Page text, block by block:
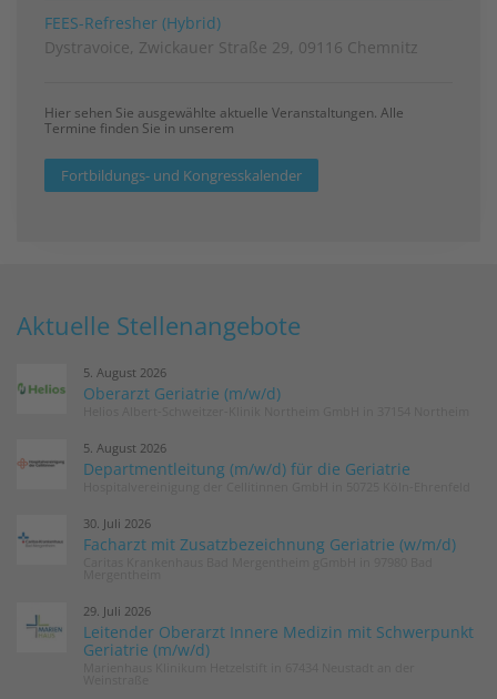
FEES-Refresher (Hybrid)
Dystravoice, Zwickauer Straße 29, 09116 Chemnitz
Hier sehen Sie ausgewählte aktuelle Veranstaltungen. Alle
Termine finden Sie in unserem
Fortbildungs- und Kongresskalender
Aktuelle Stellenangebote
5. August 2026
Oberarzt Geriatrie (m/w/d)
5. August 2026
Departmentleitung (m/w/d) für die Geriatrie
30. Juli 2026
Facharzt mit Zusatzbezeichnung Geriatrie (w/m/d)
29. Juli 2026
Leitender Oberarzt Innere Medizin mit Schwerpunkt
Geriatrie (m/w/d)